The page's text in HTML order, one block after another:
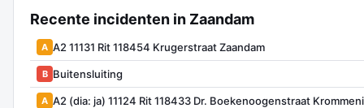
Recente incidenten in Zaandam
A A2 11131 Rit 118454 Krugerstraat Zaandam
B Buitensluiting
A A2 (dia: ja) 11124 Rit 118433 Dr. Boekenoogenstraat